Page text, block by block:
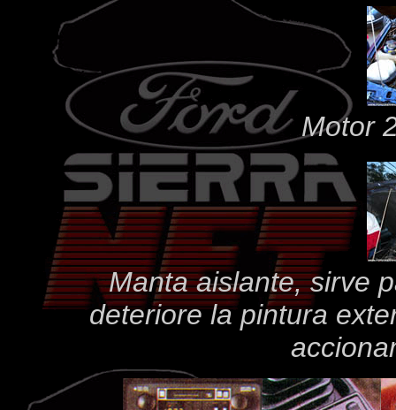
Motor
Manta aislante, sirve
deteriore la pintura